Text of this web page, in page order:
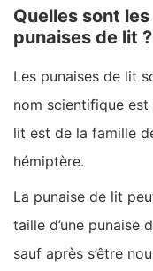
Quelles sont
punaises de lit ?
Les punaises de lit
nom scientifique est
lit est de la famille
hémiptère.
La punaise de lit
taille d’une punaise
sauf après s’être